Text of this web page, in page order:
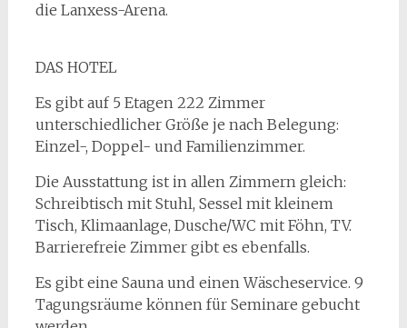
die Lanxess-Arena.
DAS HOTEL
Es gibt auf 5 Etagen 222 Zimmer
unterschiedlicher Größe je nach Belegung:
Einzel-, Doppel- und Familienzimmer.
Die Ausstattung ist in allen Zimmern gleich:
Schreibtisch mit Stuhl, Sessel mit kleinem
Tisch, Klimaanlage, Dusche/WC mit Föhn, TV.
Barrierefreie Zimmer gibt es ebenfalls.
Es gibt eine Sauna und einen Wäscheservice. 9
Tagungsräume können für Seminare gebucht